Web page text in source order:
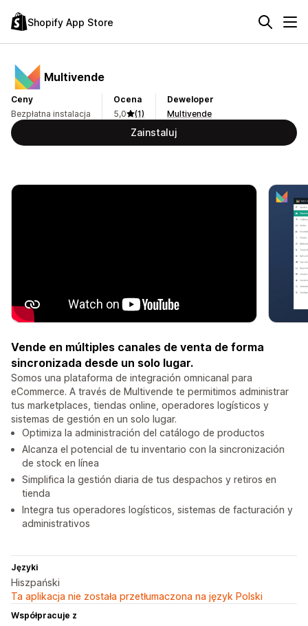
Shopify App Store
Multivende
Ceny
Bezpłatna instalacja
Ocena
5,0
(1)
Deweloper
Multivende
Zainstaluj
Vende en múltiples canales de venta de forma
sincronizada desde un solo lugar.
Somos una plataforma de integración omnicanal para
eCommerce. A través de Multivende te permitimos administrar
tus marketplaces, tiendas online, operadores logísticos y
sistemas de gestión en un solo lugar.
Optimiza la administración del catálogo de productos
Alcanza el potencial de tu inventario con la sincronización
de stock en línea
Simplifica la gestión diaria de tus despachos y retiros en
tienda
Integra tus operadores logísticos, sistemas de facturación y
administrativos
Języki
Hiszpański
Ta aplikacja nie została przetłumaczona na język Polski
Współpracuje z